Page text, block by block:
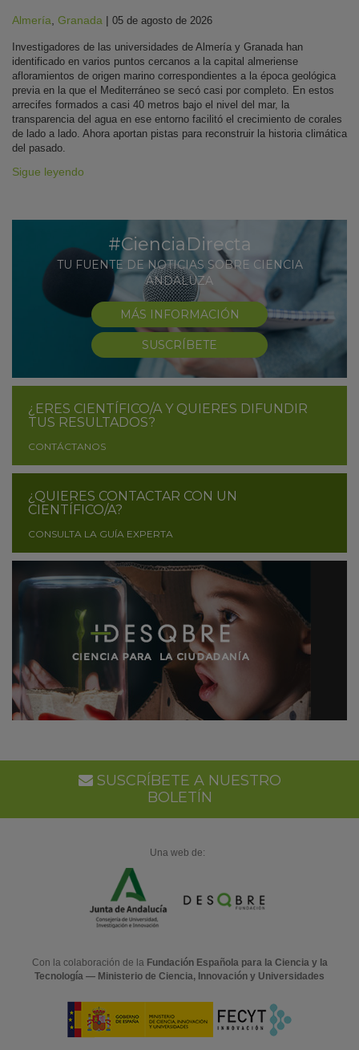
Almería Granada | 05 de agosto de 2026
Investigadores de las universidades de Almería y Granada han
identificado en varios puntos cercanos a la capital almeriense
afloramientos de origen marino correspondientes a la época geológica
previa en la que el Mediterráneo se secó casi por completo. En estos
arrecifes formados a casi 40 metros bajo el nivel del mar, la
transparencia del agua en ese entorno facilitó el crecimiento de corales
de lado a lado. Ahora aportan pistas para reconstruir la historia climática
del pasado.
Sigue leyendo
#CienciaDirecta
TU FUENTE DE NOTICIAS SOBRE CIENCIA
ANDALUZA
MÁS INFORMACIÓN
SUSCRÍBETE
¿ERES CIENTÍFICO/A Y QUIERES DIFUNDIR
TUS RESULTADOS?
CONTÁCTANOS
¿QUIERES CONTACTAR CON UN
CIENTÍFICO/A?
CONSULTA LA GUÍA EXPERTA
SUSCRÍBETE A NUESTRO
BOLETÍN
Una web de:
Con la colaboración de la Fundación Española para la Ciencia y la
Tecnología — Ministerio de Ciencia, Innovación y Universidades